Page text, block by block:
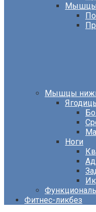
Мышцы
Мышцы
Ноги
Фитнес-ликбез